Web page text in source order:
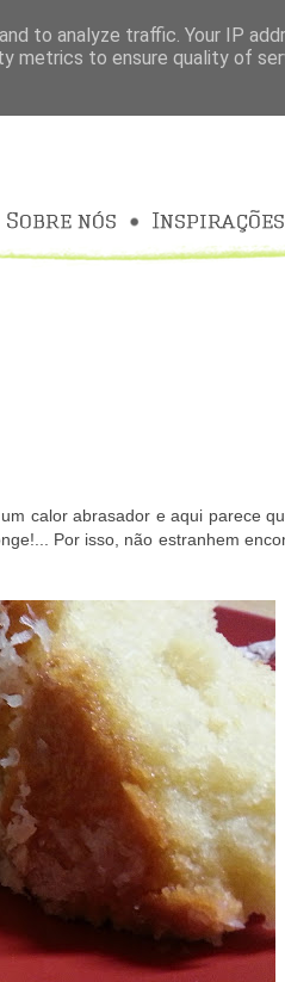
calor abrasador e aqui parece
Por isso, não estranhem
to analyze traffic. Your IP
metrics to ensure quality of